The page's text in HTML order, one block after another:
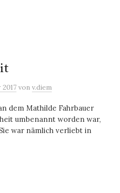
2017 von v.diem
dem Mathilde Fahrbauer
umbenannt worden war,
war nämlich verliebt in